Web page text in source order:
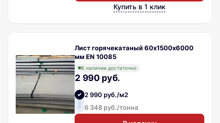
Купить в 1 клик
Лист горячекатаный 60х1500х6000
мм EN 10085
В наличии достаточно
2 990 руб.
2 990 руб./м2
6 348 руб./тонна